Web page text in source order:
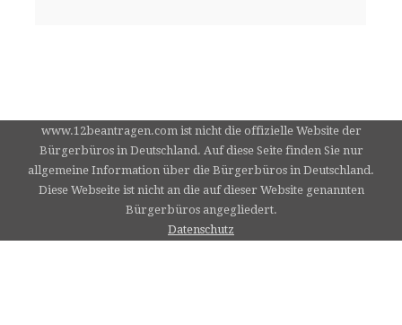
www.12beantragen.com ist nicht die offizielle Website der
Bürgerbüros in Deutschland. Auf diese Seite finden Sie nur
allgemeine Information über die Bürgerbüros in Deutschland.
Diese Webseite ist nicht an die auf dieser Website genannten
Bürgerbüros angegliedert.
Datenschutz